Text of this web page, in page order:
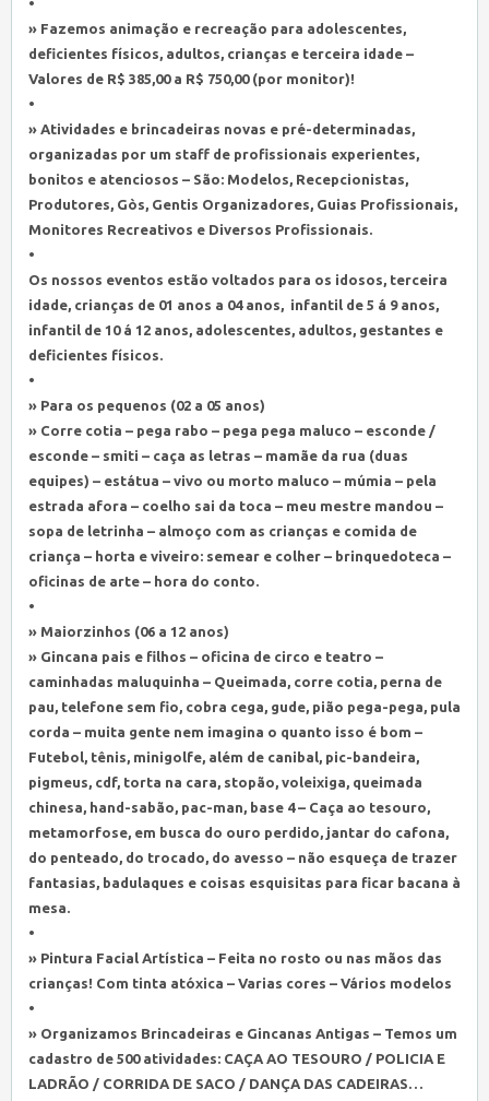
» Fazemos animação e recreação para adolescentes,
deficientes físicos, adultos, crianças e terceira idade –
Valores de R$ 385,00 a R$ 750,00 (por monitor)!
•
» Atividades e brincadeiras novas e pré-determinadas,
organizadas por um staff de profissionais experientes,
bonitos e atenciosos – São: Modelos, Recepcionistas,
Produtores, Gòs, Gentis Organizadores, Guias Profissionais,
Monitores Recreativos e Diversos Profissionais.
•
Os nossos eventos estão voltados para os idosos, terceira
idade, crianças de 01 anos a 04 anos, infantil de 5 á 9 anos,
infantil de 10 á 12 anos, adolescentes, adultos, gestantes e
deficientes físicos.
•
» Para os pequenos (02 a 05 anos)
» Corre cotia – pega rabo – pega pega maluco – esconde /
esconde – smiti – caça as letras – mamãe da rua (duas
equipes) – estátua – vivo ou morto maluco – múmia – pela
estrada afora – coelho sai da toca – meu mestre mandou –
sopa de letrinha – almoço com as crianças e comida de
criança – horta e viveiro: semear e colher – brinquedoteca –
oficinas de arte – hora do conto.
•
» Maiorzinhos (06 a 12 anos)
» Gincana pais e filhos – oficina de circo e teatro –
caminhadas maluquinha – Queimada, corre cotia, perna de
pau, telefone sem fio, cobra cega, gude, pião pega-pega, pula
corda – muita gente nem imagina o quanto isso é bom –
Futebol, tênis, minigolfe, além de canibal, pic-bandeira,
pigmeus, cdf, torta na cara, stopão, voleixiga, queimada
chinesa, hand-sabão, pac-man, base 4 – Caça ao tesouro,
metamorfose, em busca do ouro perdido, jantar do cafona,
do penteado, do trocado, do avesso – não esqueça de trazer
fantasias, badulaques e coisas esquisitas para ficar bacana à
mesa.
•
» Pintura Facial Artística – Feita no rosto ou nas mãos das
crianças! Com tinta atóxica – Varias cores – Vários modelos
•
» Organizamos Brincadeiras e Gincanas Antigas – Temos um
cadastro de 500 atividades: CAÇA AO TESOURO / POLICIA E
LADRÃO / CORRIDA DE SACO / DANÇA DAS CADEIRAS…